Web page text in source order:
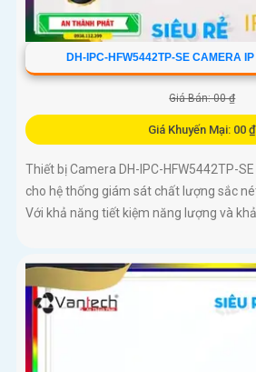
DH-IPC-HFW5442TP-SE CAMERA
Giá Bán: 00 ₫
Giá Khuyến Mại: 00 ₫
Thiết bị Camera DH-IPC-HFW5442TP-
cho hệ thống giám sát chất lượng sắc
Với khả năng tiết kiệm năng lượng và